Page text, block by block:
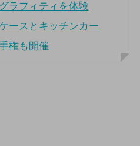
ラフィティを体験
ースとキッチンカー
権も開催